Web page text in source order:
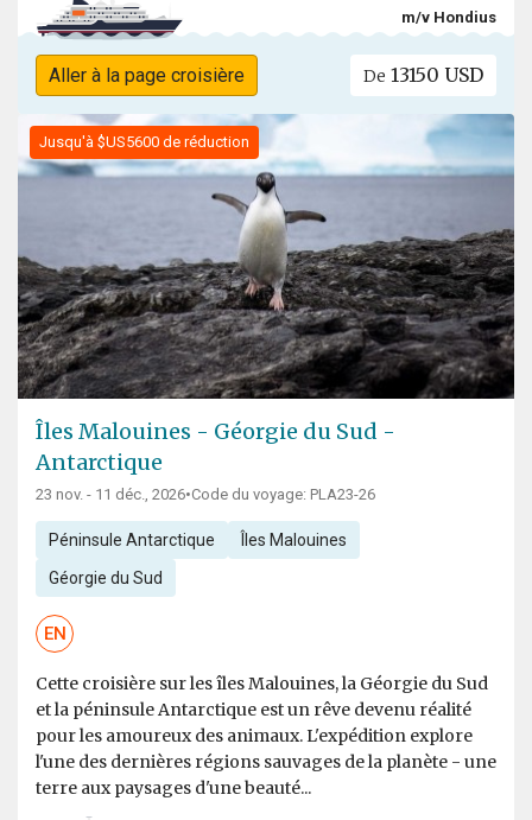
m/v Hondius
Aller à la page croisière De 13150 USD
Jusqu'à $US5600 de réduction
Îles Malouines - Géorgie du Sud -
Antarctique
23 nov. - 11 déc., 2026•Code du voyage: PLA23-26
Péninsule Antarctique Îles Malouines
Géorgie du Sud
EN
Cette croisière sur les îles Malouines, la Géorgie du Sud
et la péninsule Antarctique est un rêve devenu réalité
pour les amoureux des animaux. L'expédition explore
l'une des dernières régions sauvages de la planète - une
terre aux paysages d'une beauté...